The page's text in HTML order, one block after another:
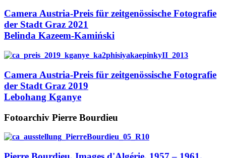
Camera Austria-Preis für zeitgenössische Fotografie
der Stadt Graz 2021
Belinda Kazeem-Kamiński
Camera Austria-Preis für zeitgenössische Fotografie
der Stadt Graz 2019
Lebohang Kganye
Fotoarchiv Pierre Bourdieu